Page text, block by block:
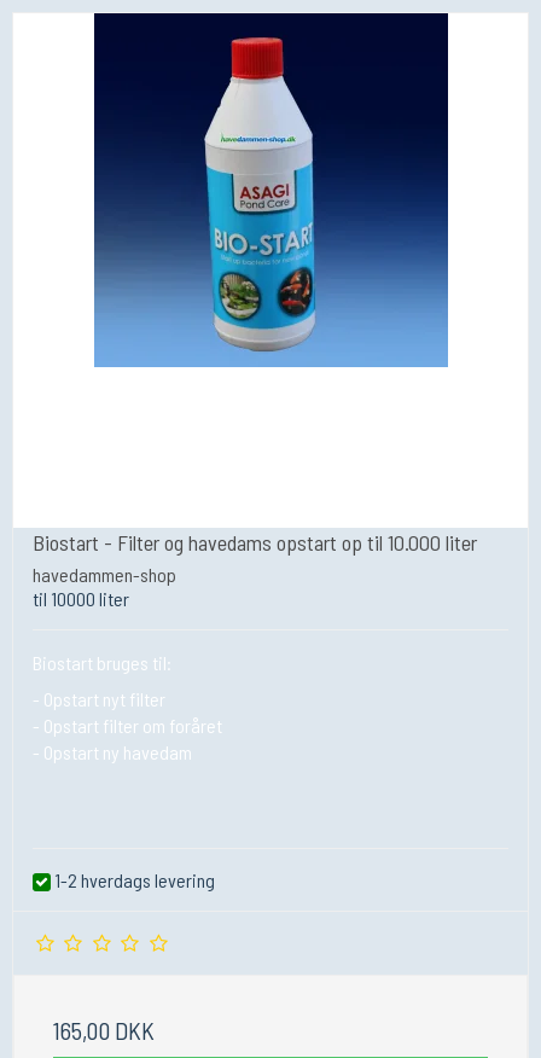
Biostart - Filter og havedams opstart op til 10.000 liter
havedammen-shop
til 10000 liter
Biostart bruges til:
- Opstart nyt filter
- Opstart filter om foråret
- Opstart ny havedam
1-2 hverdags levering
165,00 DKK